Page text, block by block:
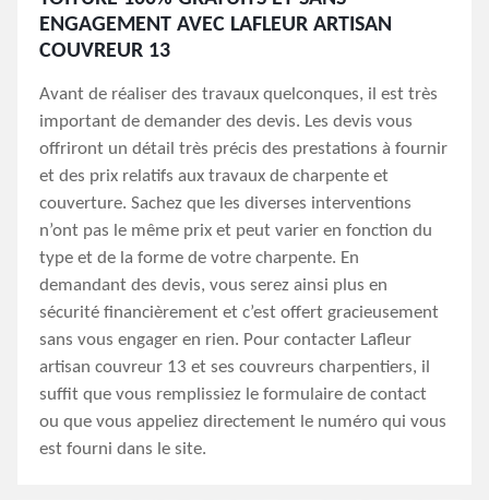
ENGAGEMENT AVEC LAFLEUR ARTISAN
COUVREUR 13
Avant de réaliser des travaux quelconques, il est très
important de demander des devis. Les devis vous
offriront un détail très précis des prestations à fournir
et des prix relatifs aux travaux de charpente et
couverture. Sachez que les diverses interventions
n’ont pas le même prix et peut varier en fonction du
type et de la forme de votre charpente. En
demandant des devis, vous serez ainsi plus en
sécurité financièrement et c’est offert gracieusement
sans vous engager en rien. Pour contacter Lafleur
artisan couvreur 13 et ses couvreurs charpentiers, il
suffit que vous remplissiez le formulaire de contact
ou que vous appeliez directement le numéro qui vous
est fourni dans le site.